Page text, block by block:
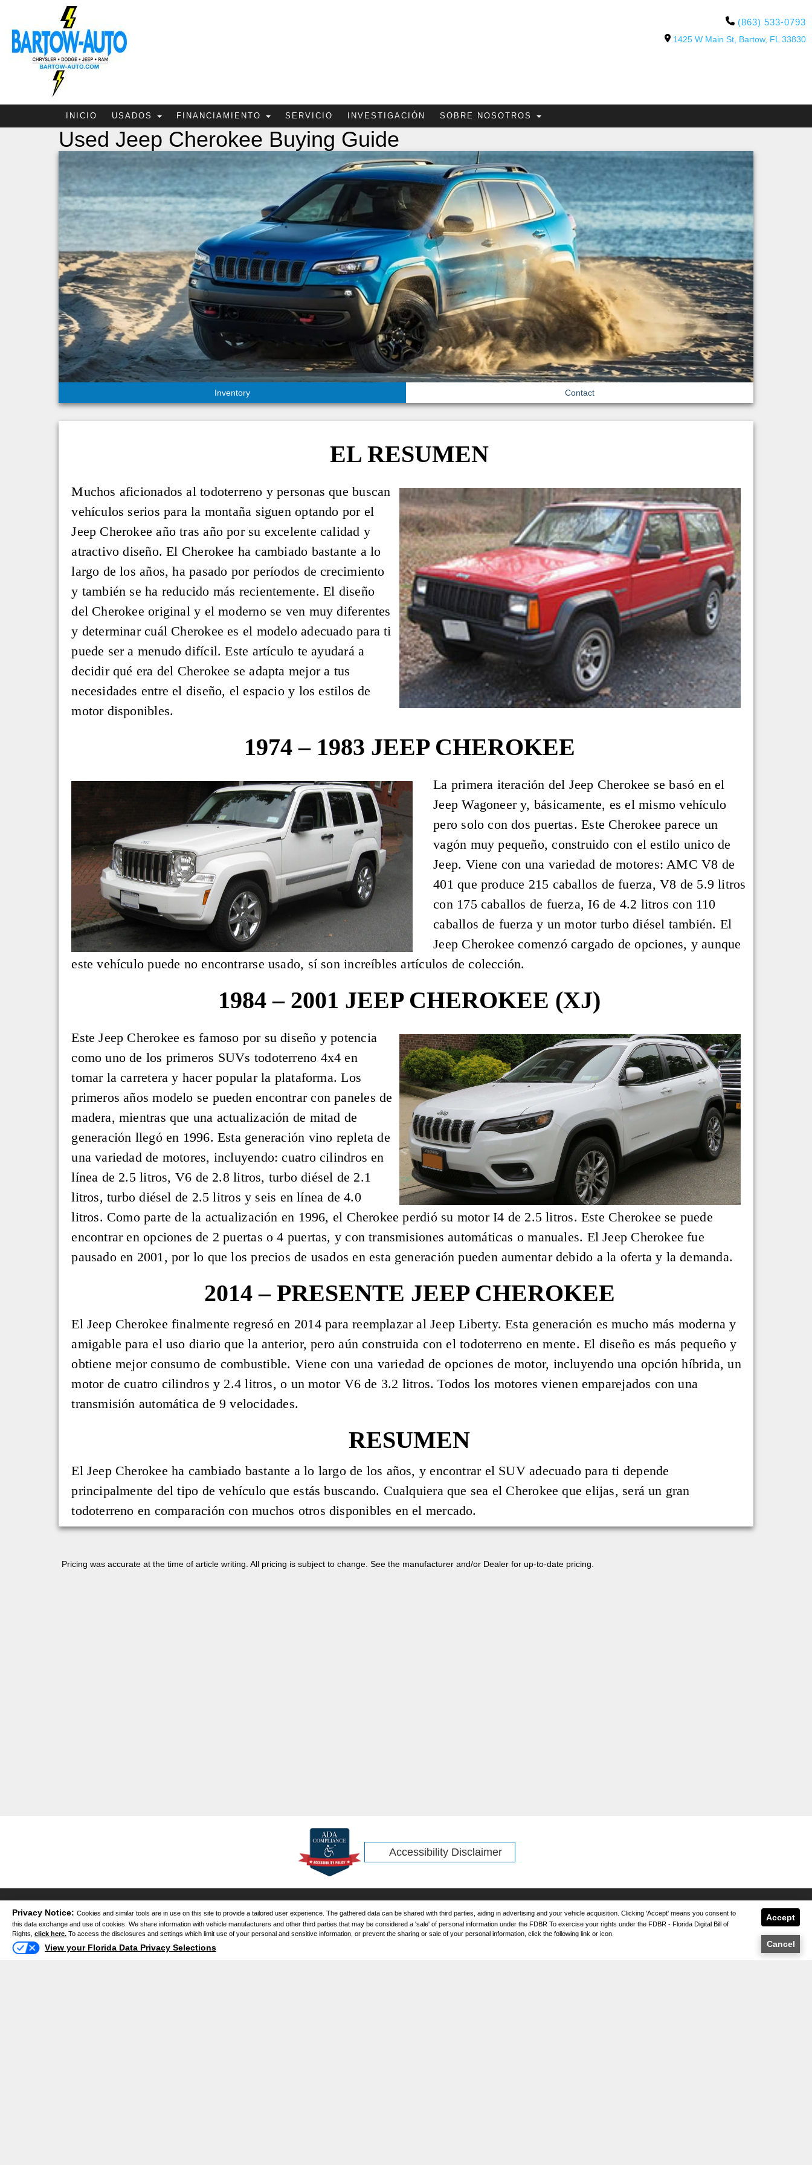
Privacy Notice: Cookies and similar tools are in use on this site to provide a tailored user experience. The gathered data can be shared with third parties, aiding in advertising and your vehicle acquisition. Clicking 'Accept' means you consent to
this data exchange and use of cookies. We share information with vehicle manufacturers and other third parties that may be considered a 'sale' of personal information under the FDBR To exercise your rights under the FDBR - Florida Digital Bill of
Rights, click here. To access the disclosures and settings which limit use of your personal and sensitive information, or prevent the sharing or sale of your personal information, click the following link or icon.
View your Florida Data Privacy Selections
Accept
Cancel
(863) 533-0793
1425 W Main St, Bartow, FL 33830
INICIO USADOS FINANCIAMIENTO SERVICIO INVESTIGACIÓN SOBRE NOSOTROS
Used Jeep Cherokee Buying Guide
Inventory Contact
EL RESUMEN
Muchos aficionados al todoterreno y personas que buscan
vehículos serios para la montaña siguen optando por el
Jeep Cherokee año tras año por su excelente calidad y
atractivo diseño. El Cherokee ha cambiado bastante a lo
largo de los años, ha pasado por períodos de crecimiento
y también se ha reducido más recientemente. El diseño
del Cherokee original y el moderno se ven muy diferentes
y determinar cuál Cherokee es el modelo adecuado para ti
puede ser a menudo difícil. Este artículo te ayudará a
decidir qué era del Cherokee se adapta mejor a tus
necesidades entre el diseño, el espacio y los estilos de
motor disponibles.
1974 – 1983 JEEP CHEROKEE
La primera iteración del Jeep Cherokee se basó en el
Jeep Wagoneer y, básicamente, es el mismo vehículo
pero solo con dos puertas. Este Cherokee parece un
vagón muy pequeño, construido con el estilo unico de
Jeep. Viene con una variedad de motores: AMC V8 de
401 que produce 215 caballos de fuerza, V8 de 5.9 litros
con 175 caballos de fuerza, I6 de 4.2 litros con 110
caballos de fuerza y un motor turbo diésel también. El
Jeep Cherokee comenzó cargado de opciones, y aunque
este vehículo puede no encontrarse usado, sí son increíbles artículos de colección.
1984 – 2001 JEEP CHEROKEE (XJ)
Este Jeep Cherokee es famoso por su diseño y potencia
como uno de los primeros SUVs todoterreno 4x4 en
tomar la carretera y hacer popular la plataforma. Los
primeros años modelo se pueden encontrar con paneles de
madera, mientras que una actualización de mitad de
generación llegó en 1996. Esta generación vino repleta de
una variedad de motores, incluyendo: cuatro cilindros en
línea de 2.5 litros, V6 de 2.8 litros, turbo diésel de 2.1
litros, turbo diésel de 2.5 litros y seis en línea de 4.0
litros. Como parte de la actualización en 1996, el Cherokee perdió su motor I4 de 2.5 litros. Este Cherokee se puede
encontrar en opciones de 2 puertas o 4 puertas, y con transmisiones automáticas o manuales. El Jeep Cherokee fue
pausado en 2001, por lo que los precios de usados en esta generación pueden aumentar debido a la oferta y la demanda.
2014 – PRESENTE JEEP CHEROKEE
El Jeep Cherokee finalmente regresó en 2014 para reemplazar al Jeep Liberty. Esta generación es mucho más moderna y
amigable para el uso diario que la anterior, pero aún construida con el todoterreno en mente. El diseño es más pequeño y
obtiene mejor consumo de combustible. Viene con una variedad de opciones de motor, incluyendo una opción híbrida, un
motor de cuatro cilindros y 2.4 litros, o un motor V6 de 3.2 litros. Todos los motores vienen emparejados con una
transmisión automática de 9 velocidades.
RESUMEN
El Jeep Cherokee ha cambiado bastante a lo largo de los años, y encontrar el SUV adecuado para ti depende
principalmente del tipo de vehículo que estás buscando. Cualquiera que sea el Cherokee que elijas, será un gran
todoterreno en comparación con muchos otros disponibles en el mercado.
Pricing was accurate at the time of article writing. All pricing is subject to change. See the manufacturer and/or Dealer for up-to-date pricing.
Accessibility Disclaimer
1425 W Main St, Bartow, FL 33830 CONTÁCTANOS